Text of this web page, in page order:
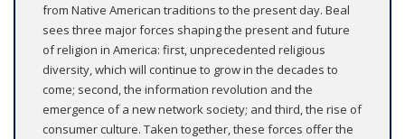
from Native American traditions to the present day. Beal
sees three major forces shaping the present and future
of religion in America: first, unprecedented religious
diversity, which will continue to grow in the decades to
come; second, the information revolution and the
emergence of a new network society; and third, the rise of
consumer culture. Taken together, these forces offer the